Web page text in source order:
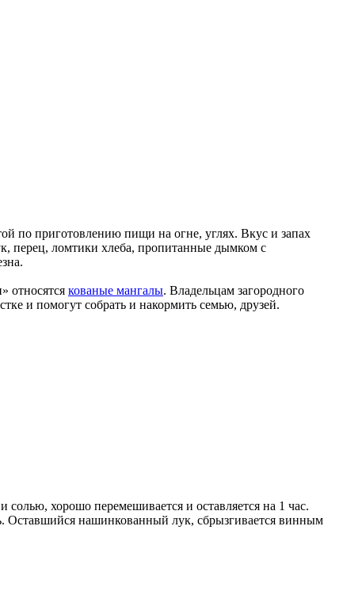
по приготовлению пищи на огне, углях. Вкус и запах
перец, ломтики хлеба, пропитанные дымком с
относятся кованые мангалы. Владельцам загородного
и помогут собрать и накормить семью, друзей.
хорошо перемешивается и оставляется на 1 час.
Оставшийся нашинкованный лук, сбрызгивается винным